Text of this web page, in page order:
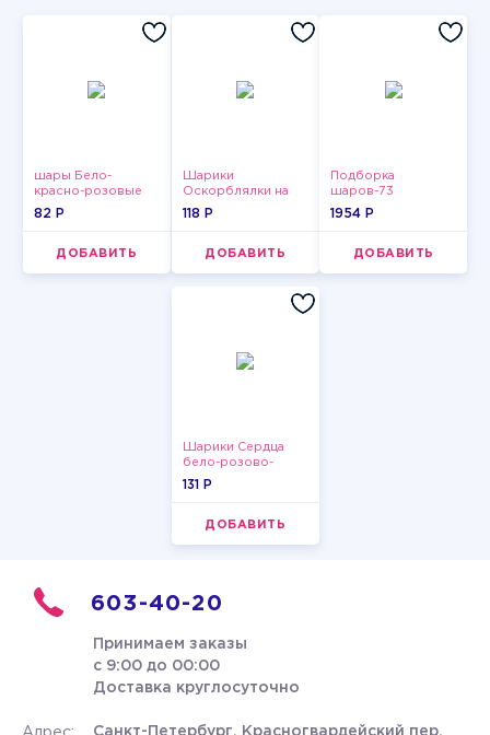
шары Бело-
красно-розовые
пастельные
82 P
ДОБАВИТЬ
Шарики
Оскорблялки на
день рождения для
118 P
ДОБАВИТЬ
Подборка
шаров-73
1954 P
ДОБАВИТЬ
Шарики Сердца
бело-розово-
красные
131 P
ДОБАВИТЬ
603-40-20
Принимаем заказы
с 9:00 до 00:00
Доставка круглосуточно
Санкт-Петербург, Красногвардейский пер.